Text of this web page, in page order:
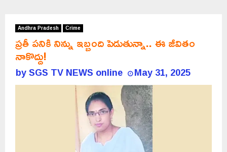
Andhra Pradesh Crime
ప్రతీ పనికి నిన్ను ఇబ్బంది పెడుతున్నా.. ఈ జీవితం
నాకొద్దు!
bySGS TV NEWS online May 31, 2025